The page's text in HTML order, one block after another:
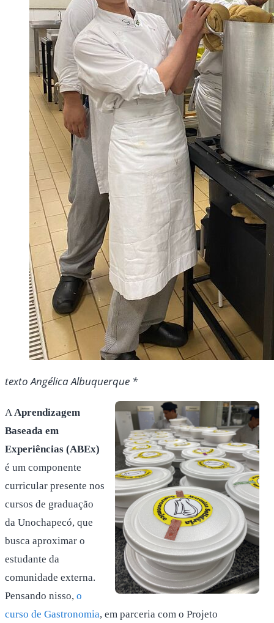
texto Angélica Albuquerque *
AAprendizagem
Baseada em
Experiências (ABEx)
é um componente
curricular presente nos
cursos de graduação
da Unochapecó, que
busca aproximar o
estudante da
comunidade externa.
Pensando nisso, o
curso de Gastronomia, em parceria com o Projeto